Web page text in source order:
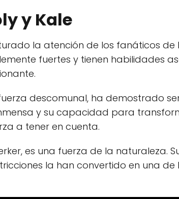
y Kale
la atención de los fanáticos de
fuertes y tienen habilidades
descomunal, ha demostrado
y su capacidad para
a tener en cuenta.
es una fuerza de la naturaleza.
la han convertido en una de